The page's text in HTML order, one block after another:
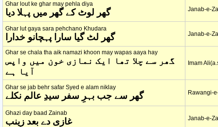
Ghar lout ke ghar may pehla diya
گھر لوٹ کے گھر میں پہلا دیا Janab-e-
Ghar lut gaya sara pehchano Khudara
گھر لٹ گیا سارا پہچانو خدارا Janab-e-
Ghar se chala tha aik namazi khoon may wapas aaya hay
گھر سے چلا تھا ایک نمازی خون میں واپس
آیا ہے
Imam
Ghar se jab behr safar Syed e alam niklay
گھر سے جب بہرِ سفر سیدِ عالم نکلے Rawangi-
Ghazi day baad Zainab
غازی دے بعد زینب Janab-e-